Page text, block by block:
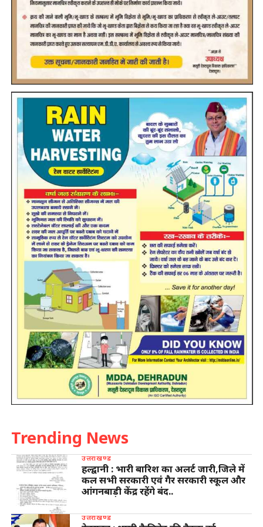
Trending News
उत्तराखण्ड
हल्द्वानी : भारी बारिश का अलर्ट जारी,जिले में
कल सभी सरकारी एवं गैर सरकारी स्कूल और
आंगनबाड़ी केंद्र रहेंगे बंद..
उत्तराखण्ड